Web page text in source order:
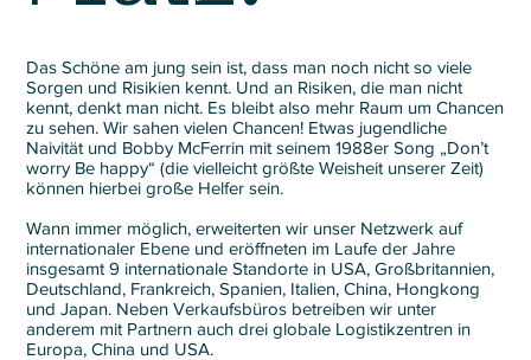
Das Schöne am jung sein ist, dass man noch nicht so viele
Sorgen und Risikien kennt. Und an Risiken, die man nicht
kennt, denkt man nicht. Es bleibt also mehr Raum um Chancen
zu sehen. Wir sahen vielen Chancen! Etwas jugendliche
Naivität und Bobby McFerrin mit seinem 1988er Song „Don’t
worry Be happy“ (die vielleicht größte Weisheit unserer Zeit)
können hierbei große Helfer sein.
Wann immer möglich, erweiterten wir unser Netzwerk auf
internationaler Ebene und eröffneten im Laufe der Jahre
insgesamt 9 internationale Standorte in USA, Großbritannien,
Deutschland, Frankreich, Spanien, Italien, China, Hongkong
und Japan. Neben Verkaufsbüros betreiben wir unter
anderem mit Partnern auch drei globale Logistikzentren in
Europa, China und USA.